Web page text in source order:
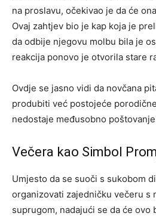
na proslavu, očekivao je da će
Ovaj zahtjev bio je kap koja je
da odbije njegovu molbu bila je
reakcija ponovo je otvorila stare
Ovdje se jasno vidi da novčana
produbiti već postojeće
nedostaje međusobno
Večera kao Simbol
Umjesto da se suoči s sukobom
organizovati zajedničku večeru s
suprugom, nadajući se da će ovo